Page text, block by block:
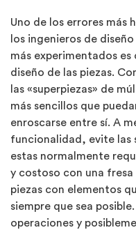
Uno de los errores más
los ingenieros de
más experimentados
diseño de las piezas.
las «superpiezas» de
más sencillos que
enroscarse entre sí. A
funcionalidad, evite las
estas normalmente
y costoso con una
piezas con elementos
siempre que sea
operaciones y